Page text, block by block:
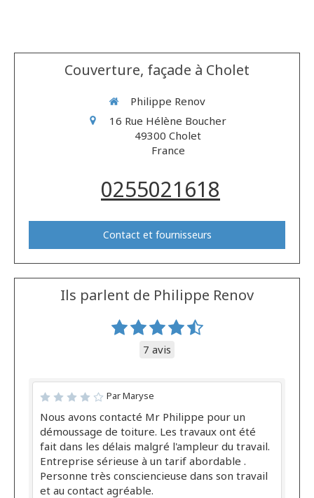
Couverture, façade à Cholet
Philippe Renov
16 Rue Hélène Boucher
49300 Cholet
France
0255021618
Contact et fournisseurs
Ils parlent de Philippe Renov
7 avis
Par Maryse
Nous avons contacté Mr Philippe pour un
démoussage de toiture. Les travaux ont été
fait dans les délais malgré l'ampleur du travail.
Entreprise sérieuse à un tarif abordable .
Personne très consciencieuse dans son travail
et au contact agréable.